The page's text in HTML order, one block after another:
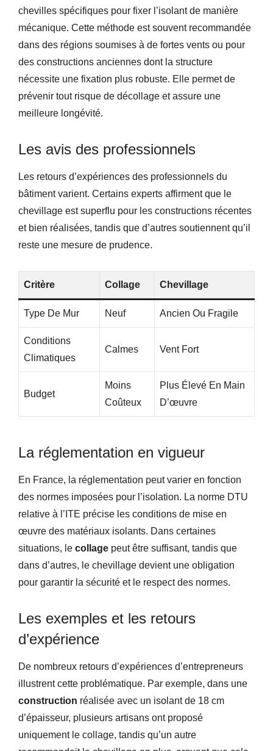
chevilles spécifiques pour fixer l’isolant de manière
mécanique. Cette méthode est souvent recommandée
dans des régions soumises à de fortes vents ou pour
des constructions anciennes dont la structure
nécessite une fixation plus robuste. Elle permet de
prévenir tout risque de décollage et assure une
meilleure longévité.
Les avis des professionnels
Les retours d’expériences des professionnels du
bâtiment varient. Certains experts affirment que le
chevillage est superflu pour les constructions récentes
et bien réalisées, tandis que d’autres soutiennent qu’il
reste une mesure de prudence.
Critère Collage Chevillage
Type De Mur Neuf Ancien Ou Fragile
Conditions
Climatiques
Calmes Vent Fort
Budget
Moins
Coûteux
Plus Élevé En Main
D’œuvre
La réglementation en vigueur
En France, la réglementation peut varier en fonction
des normes imposées pour l’isolation. La norme DTU
relative à l’ITE précise les conditions de mise en
œuvre des matériaux isolants. Dans certaines
situations, le collage peut être suffisant, tandis que
dans d’autres, le chevillage devient une obligation
pour garantir la sécurité et le respect des normes.
Les exemples et les retours
d’expérience
De nombreux retours d’expériences d’entrepreneurs
illustrent cette problématique. Par exemple, dans une
construction réalisée avec un isolant de 18 cm
d’épaisseur, plusieurs artisans ont proposé
uniquement le collage, tandis qu’un autre